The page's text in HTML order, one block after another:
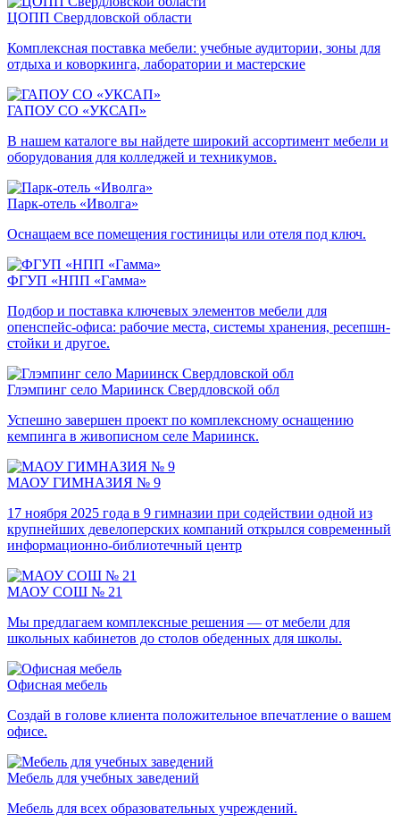
ЦОПП Свердловской области
Комплексная поставка мебели: учебные аудитории, зоны для
отдыха и коворкинга, лаборатории и мастерские
ГАПОУ СО «УКСАП»
В нашем каталоге вы найдете широкий ассортимент мебели и
оборудования для колледжей и техникумов.
Парк-отель «Иволга»
Оснащаем все помещения гостиницы или отеля под ключ.
ФГУП «НПП «Гамма»
Подбор и поставка ключевых элементов мебели для
опенспейс-офиса: рабочие места, системы хранения, ресепшн-
стойки и другое.
Глэмпинг село Мариинск Свердловской обл
Успешно завершен проект по комплексному оснащению
кемпинга в живописном селе Мариинск.
МАОУ ГИМНАЗИЯ № 9
17 ноября 2025 года в 9 гимназии при содействии одной из
крупнейших девелоперских компаний открылся современный
информационно-библиотечный центр
МАОУ СОШ № 21
Мы предлагаем комплексные решения — от мебели для
школьных кабинетов до столов обеденных для школы.
Офисная мебель
Создай в голове клиента положительное впечатление о вашем
офисе.
Мебель для учебных заведений
Мебель для всех образовательных учреждений.